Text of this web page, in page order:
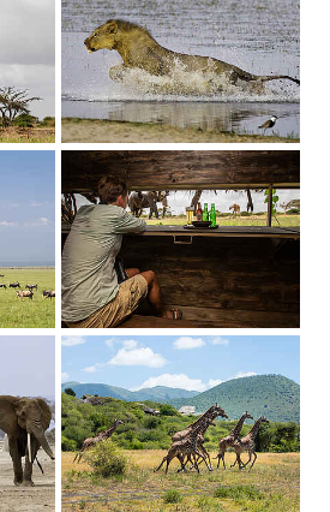
Show larger version
Show larger version